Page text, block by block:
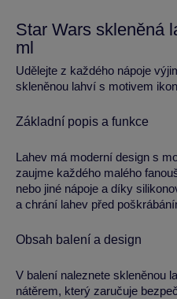
Star Wars skleněná
ml
Udělejte z každého nápoje
skleněnou lahví s motivem
Základní popis a funkce
Lahev má moderní design s
zaujme každého malého
nebo jiné nápoje a díky
a chrání lahev před
Obsah balení a design
V balení naleznete skleněnou
nátěrem, který zaručuje